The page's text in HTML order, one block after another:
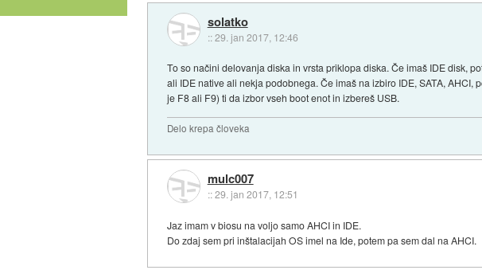
solatko
::29. jan 2017, 12:46
To so načini delovanja diska in vrsta priklopa diska. Če imaš IDE disk,
ali IDE native ali nekja podobnega. Če imaš na izbiro IDE, SATA,
je F8 ali F9) ti da izbor vseh boot enot in izbereš USB.
Delo krepa človeka
mulc007
::29. jan 2017, 12:51
Jaz imam v biosu na voljo samo AHCI in IDE.
Do zdaj sem pri inštalacijah OS imel na Ide, potem pa sem dal na AHCI.